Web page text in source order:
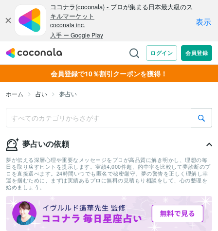
会員登録で10％割引クーポンを獲得！
ホーム 占い 夢占い
夢占いの依頼
夢が伝える深層心理や重要なメッセージをプロが高品質に解き明かし、理想の毎
日を取り戻すヒントを提示します。実績4,000件超、的中率を比較して夢診断のプ
ロを直接選べます。24時間いつでも匿名で秘密厳守。夢の警告を正しく理解し幸
運を掴むために、まずは実績あるプロに無料の見積もり相談をして、心の整理を
始めましょう。